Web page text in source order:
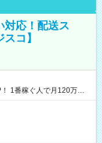
応！配送ス
コ】
1番稼ぐ人で月120万ほ
1日150個配達×25日勤務